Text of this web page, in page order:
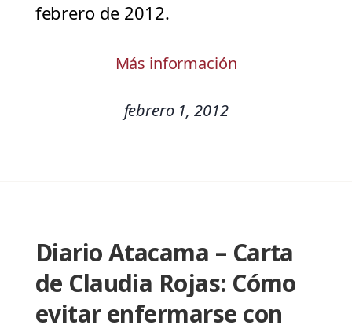
febrero de 2012.
Más información
febrero 1, 2012
Diario Atacama – Carta
de Claudia Rojas: Cómo
evitar enfermarse con